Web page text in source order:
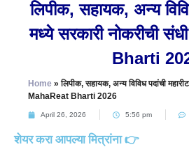
लिपीक, सहायक, अन्य
मध्ये सरकारी नोकरीची
Bharti
Home »लिपीक, सहायक, अन्य विविध पदांची
MahaReat Bharti 2026
April 26, 2026 5:56 pm
शेयर करा आपल्या मित्रांना 👉